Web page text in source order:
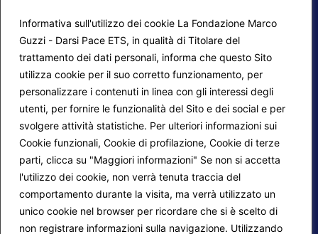
Informativa sull'utilizzo dei cookie La Fondazione Marco
Guzzi - Darsi Pace ETS, in qualità di Titolare del
trattamento dei dati personali, informa che questo Sito
utilizza cookie per il suo corretto funzionamento, per
personalizzare i contenuti in linea con gli interessi degli
utenti, per fornire le funzionalità del Sito e dei social e per
svolgere attività statistiche. Per ulteriori informazioni sui
Cookie funzionali, Cookie di profilazione, Cookie di terze
parti, clicca su "Maggiori informazioni" Se non si accetta
l'utilizzo dei cookie, non verrà tenuta traccia del
comportamento durante la visita, ma verrà utilizzato un
unico cookie nel browser per ricordare che si è scelto di
non registrare informazioni sulla navigazione. Utilizzando
Mappa del sito
Progetti Darsi Pace
Login redattori
Contatti
Calendario corsi
Privacy Policy
Cookie Policy
Seguici su: